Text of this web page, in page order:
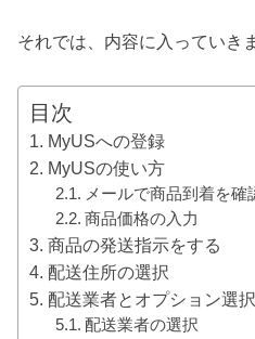
それでは、内容に入っていき
目次
MyUSへの登録
MyUSの使い方
メールで商品到着を確
商品価格の入力
商品の発送指示をする
配送住所の選択
配送業者とオプション選択
配送業者の選択